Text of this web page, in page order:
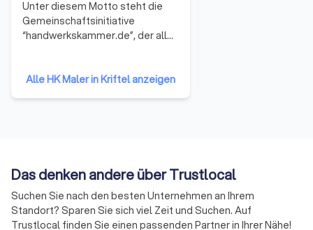
Unter diesem Motto steht die
Gemeinschaftsinitiative
“handwerkskammer.de”, der alle
damit das gesamte Handwerk in
Auf diese Weise soll die Arbeit
der Handwerkskammern
effizienter und effektiver
werden.
Alle HK Maler in Kriftel anzeigen
Das denken andere über Trustlocal
Suchen Sie nach den besten Unternehmen an Ihrem
Standort? Sparen Sie sich viel Zeit und Suchen. Auf
Trustlocal finden Sie einen passenden Partner in Ihrer Nähe!